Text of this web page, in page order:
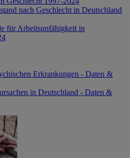
nach Geschlecht in Deutschland
für Arbeitsunfähigkeit in
Erkrankungen - Daten &
in Deutschland - Daten &